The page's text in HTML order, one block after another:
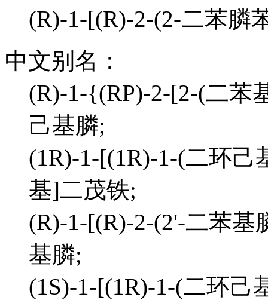
(R)-1-[(R)-2-(2-二苯膦
中文别名：
(R)-1-{(RP)-2-[2-(二苯
己基膦;
(1R)-1-[(1R)-1-(二环
基]二茂铁;
(R)-1-[(R)-2-(2'-二苯
基膦;
(1S)-1-[(1R)-1-(二环